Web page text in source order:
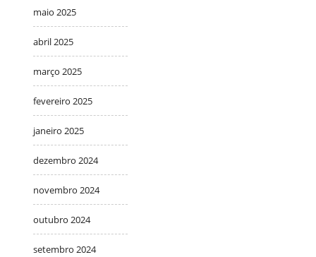
maio 2025
abril 2025
março 2025
fevereiro 2025
janeiro 2025
dezembro 2024
novembro 2024
outubro 2024
setembro 2024